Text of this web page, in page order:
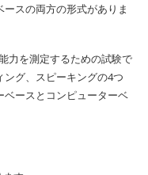
スの両方の形式がありま
力を測定するための試験で
グ、スピーキングの4つ
ースとコンピューターベ